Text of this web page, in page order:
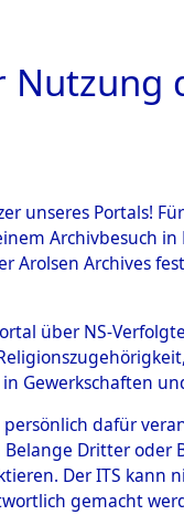
0011
unseres Portals!
Archivbesuch
Arolsen Archives
über NS-
Gewerkschaften
persönlich dafür
Dritter
Der ITS
gemacht